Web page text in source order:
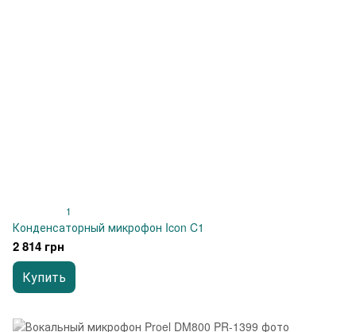
1
Конденсаторный микрофон Icon C1
2 814 грн
Купить